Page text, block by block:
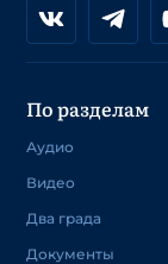
По разделам
Аудио
Видео
Два града
Документы